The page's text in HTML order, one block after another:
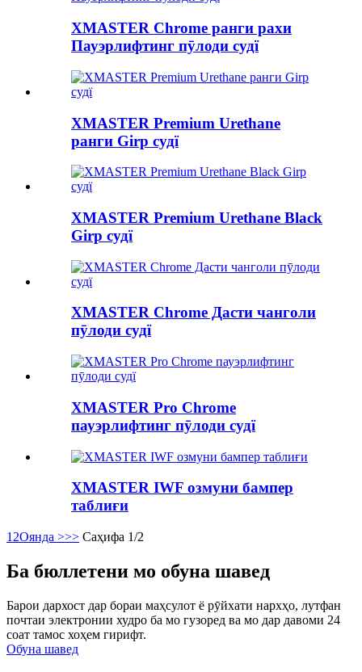
XMASTER Chrome ранги рахи
Пауэрлифтинг пӯлоди судї
XMASTER Premium Urethane
ранги Girp судї
XMASTER Premium Urethane Black
Girp судї
XMASTER Chrome Дасти чанголи
пӯлоди судї
XMASTER Pro Chrome
пауэрлифтинг пӯлоди судї
XMASTER IWF озмуни бампер
таблиғи
1 2Оянда >>> Саҳифа 1/2
Ба бюллетени мо обуна шавед
Барои дархост дар бораи маҳсулот ё рӯйхати нархҳо, лутфан
почтаи электронии худро ба мо гузоред ва мо дар давоми 24
соат тамос хоҳем гирифт.
Обуна шавед